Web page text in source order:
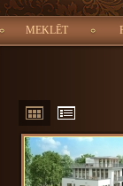
MEKLĒT
Pilsēta: